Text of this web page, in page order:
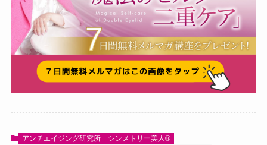
アンチエイジング研究所
シンメトリー美人®️